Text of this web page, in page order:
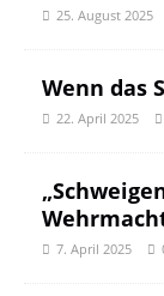
25. August 2025
Wenn das
22. April 2025
7. April 2025